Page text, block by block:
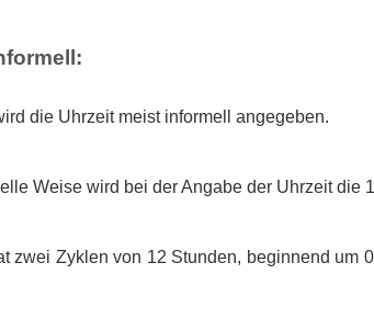
die Uhrzeit meist informell angegeben.
Weise wird bei der Angabe der Uhrzeit die
zwei Zyklen von 12 Stunden, beginnend um